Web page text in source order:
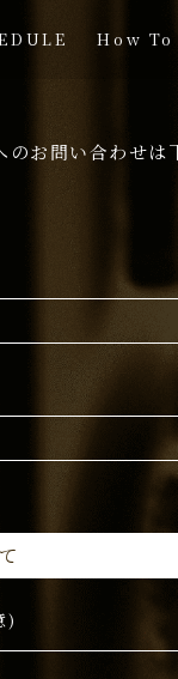
How To
お問い合わせは
)